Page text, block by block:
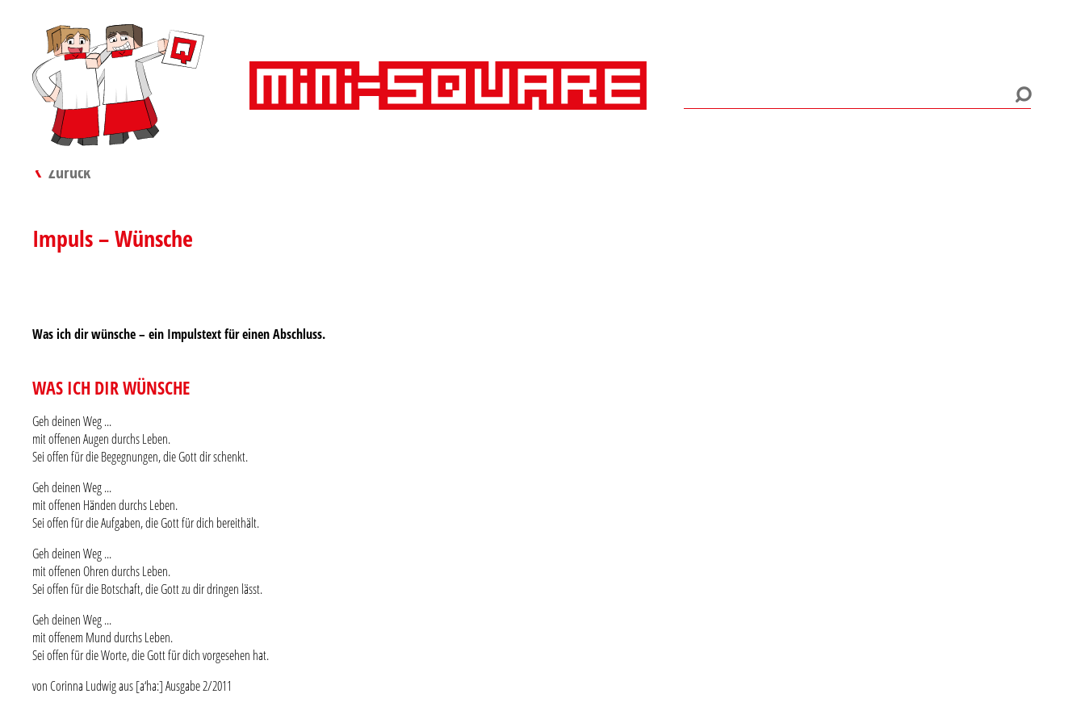
Zurück
Impuls – Wünsche
Was ich dir wünsche – ein Impulstext für einen Abschluss.
WAS ICH DIR WÜNSCHE
Geh deinen Weg ...
mit offenen Augen durchs Leben.
Sei offen für die Begegnungen, die Gott dir schenkt.
Geh deinen Weg ...
mit offenen Händen durchs Leben.
Sei offen für die Aufgaben, die Gott für dich bereithält.
Geh deinen Weg ...
mit offenen Ohren durchs Leben.
Sei offen für die Botschaft, die Gott zu dir dringen lässt.
Geh deinen Weg ...
mit offenem Mund durchs Leben.
Sei offen für die Worte, die Gott für dich vorgesehen hat.
von Corinna Ludwig aus [a‘ha:] Ausgabe 2/2011